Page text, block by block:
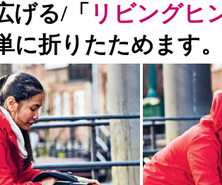
げる/「 リビングヒ
に折りたためます